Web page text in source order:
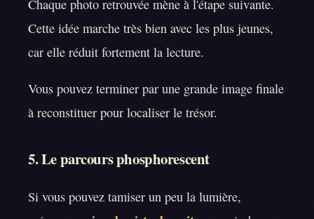
Chaque photo retrouvée mène à l'étape suivante.
Cette idée marche très bien avec les plus jeunes,
car elle réduit fortement la lecture.
Vous pouvez terminer par une grande image finale
à reconstituer pour localiser le trésor.
5. Le parcours phosphorescent
Si vous pouvez tamiser un peu la lumière,